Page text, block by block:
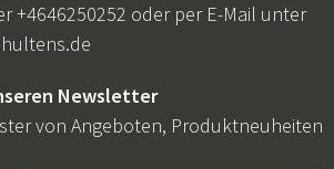
+4646250252 oder per E-Mail unter
Newsletter
von Angeboten, Produktneuheiten